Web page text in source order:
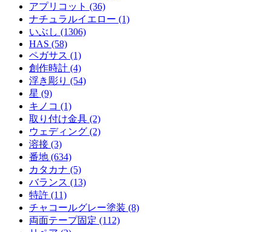
アプリコット (36)
ナチュラルイエロー (1)
いぶし (1306)
HAS (58)
ペガサス (1)
創作時計 (4)
浮き彫り (54)
星 (9)
キノコ (1)
取り付け金具 (2)
ウェディング (2)
溶接 (3)
番地 (634)
カタカナ (5)
バランス (13)
特許 (11)
チャコールグレー塗装 (8)
両面テープ固定 (112)